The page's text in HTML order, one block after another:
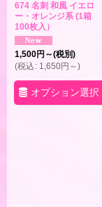
674 名刺 和風 イエロ
ー・オレンジ系 (1箱
100枚入）
1,500円 ～(税別)
(税込 : 1,650円 ～)
オプション選択